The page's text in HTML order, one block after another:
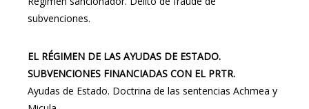
subvenciones.
EL RÉGIMEN DE LAS AYUDAS DE ESTADO.
SUBVENCIONES FINANCIADAS CON EL PRTR.
Ayudas de Estado. Doctrina de las sentencias Achmea y